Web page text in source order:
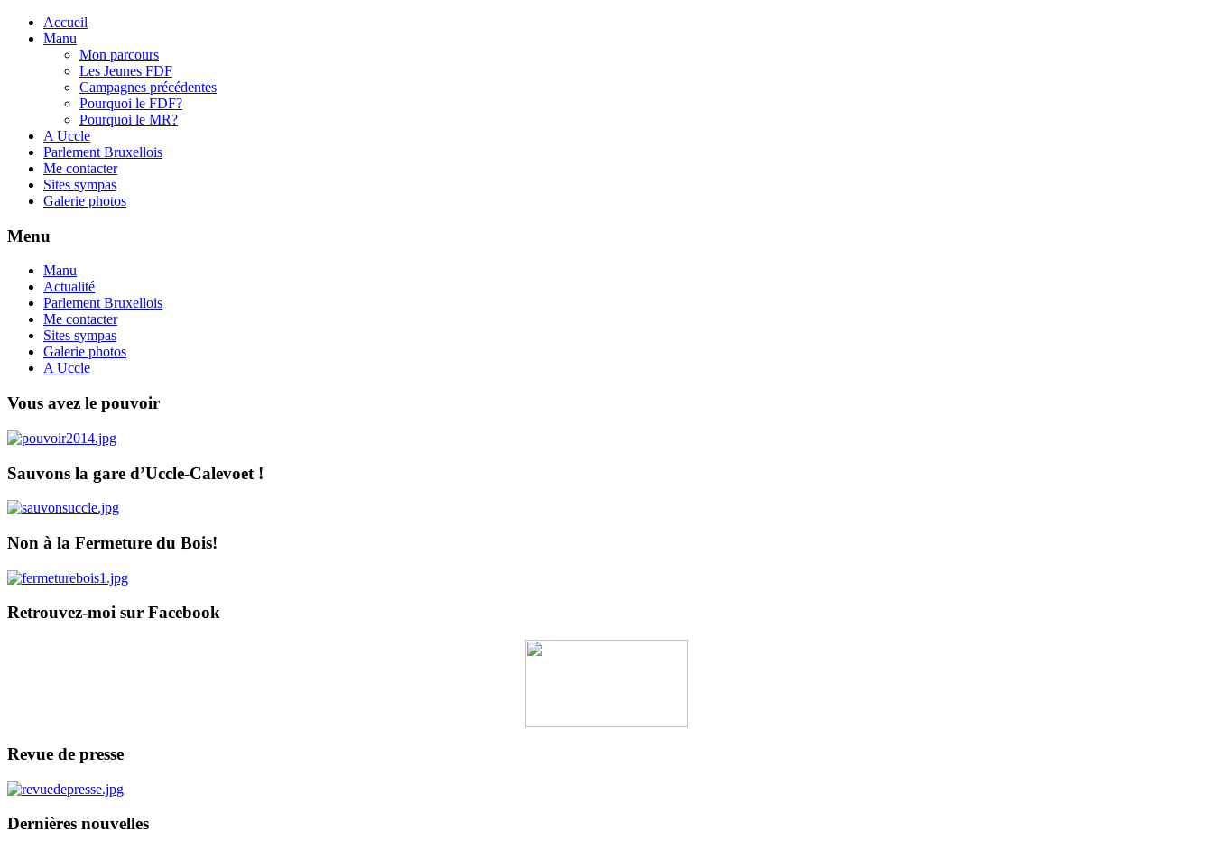
Accueil
Manu
Mon parcours
Les Jeunes FDF
Campagnes précédentes
Pourquoi le FDF?
Pourquoi le MR?
A Uccle
Parlement Bruxellois
Me contacter
Sites sympas
Galerie photos
Menu
Manu
Actualité
Parlement Bruxellois
Me contacter
Sites sympas
Galerie photos
A Uccle
Vous avez le pouvoir
Sauvons la gare d’Uccle-Calevoet !
Non à la Fermeture du Bois!
Retrouvez-moi sur Facebook
Revue de presse
Dernières nouvelles